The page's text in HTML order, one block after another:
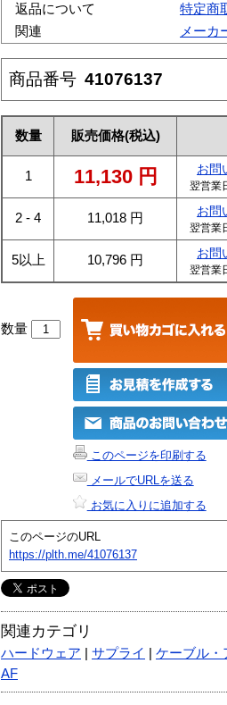
返品について
特定商
関連
メーカ
商品番号 41076137
数量 販売価格(税込)
1 11,130 円 お問
翌営業
2 - 4 11,018 円 お問
翌営業
5以上 10,796 円 お問
翌営業
数量
このページを印刷する
メールでURLを送る
お気に入りに追加する
このページのURL
https://plth.me/41076137
関連カテゴリ
ハードウェア サプライ
ケーブル・
AF